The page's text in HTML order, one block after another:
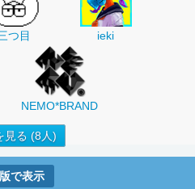
つ目 ieki
NEMO*BRAND
見る (8人)
で表示